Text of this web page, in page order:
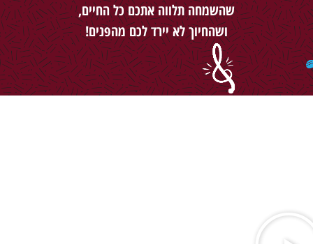
שהשמחה תלווה אתכם כל החיים,
ושהחיוך לא יירד לכם מהפנים!
בְּמִצְוׂתֶיךָ וְקֵרַבְתָּנוּ מַלְכֵּנוּ לַעֲבוֹדָתֶךָ, וְשִׁמְךָ